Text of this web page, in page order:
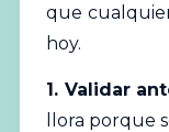
que
hoy.
1. Validar
llora porque